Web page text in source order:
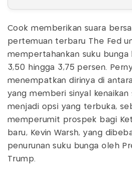
Cook memberikan suara
pertemuan terbaru The Fed
mempertahankan suku bunga
3,50 hingga 3,75 persen.
menempatkan dirinya di
yang memberi sinyal
menjadi opsi yang terbuka,
memperumit prospek bagi
baru, Kevin Warsh, yang
penurunan suku bunga oleh
Trump.